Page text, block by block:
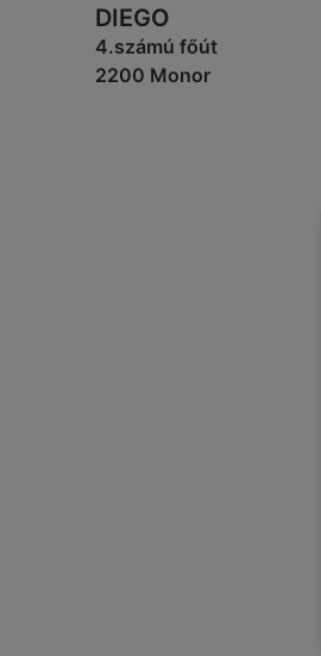
DIEGO
4.számú főút
2200 Monor